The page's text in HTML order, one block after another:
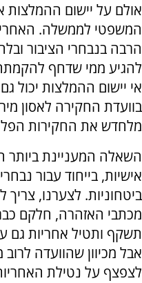
אולם על יישום ההמלצות
המשפטי לממשלה.
הרבה בנבחרי הציבור
להגיע ממי שדחף
אי יישום ההמלצות יכול
בוועדת החקירה לאסון
מלחדש את החקירות
השאלה המעניינת ביותר
אישיות, בייחוד עבור
ביטחוניות. לצערנו,
מכתבי האזהרה, חלקם כבר
תשקף ותטיל אחריות גם
אבל מכיוון שהוועדה
לצפצף על נטילת